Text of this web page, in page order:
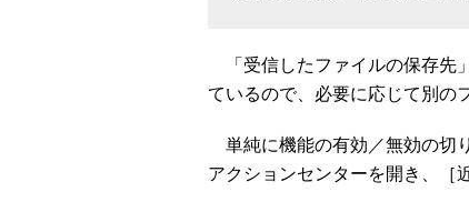
「受信したファイルの保存先
ているので、必要に応じて別の
単純に機能の有効／無効の切
アクションセンターを開き、［